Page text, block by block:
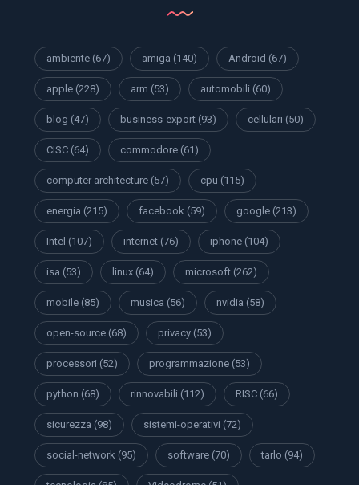
ambiente (67) amiga (140) Android (67)
apple (228) arm (53) automobili (60)
blog (47) business-export (93) cellulari (50)
CISC (64) commodore (61)
computer architecture (57) cpu (115)
energia (215) facebook (59) google (213)
Intel (107) internet (76) iphone (104)
isa (53) linux (64) microsoft (262)
mobile (85) musica (56) nvidia (58)
open-source (68) privacy (53)
processori (52) programmazione (53)
python (68) rinnovabili (112) RISC (66)
sicurezza (98) sistemi-operativi (72)
social-network (95) software (70) tarlo (94)